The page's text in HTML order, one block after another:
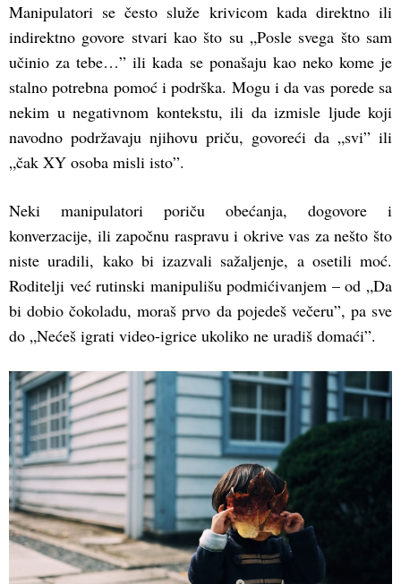
Manipulatori se često služe krivicom kada direktno ili
indirektno govore stvari kao što su „Posle svega što sam
učinio za tebe…” ili kada se ponašaju kao neko kome je
stalno potrebna pomoć i podrška. Mogu i da vas porede sa
nekim u negativnom kontekstu, ili da izmisle ljude koji
navodno podržavaju njihovu priču, govoreći da „svi” ili
„čak XY osoba misli isto”.
Neki manipulatori poriču obećanja, dogovore i
konverzacije, ili započnu raspravu i okrive vas za nešto što
niste uradili, kako bi izazvali sažaljenje, a osetili moć.
Roditelji već rutinski manipulišu podmićivanjem – od „Da
bi dobio čokoladu, moraš prvo da pojedeš večeru”, pa sve
do „Nećeš igrati video-igrice ukoliko ne uradiš domaći”.